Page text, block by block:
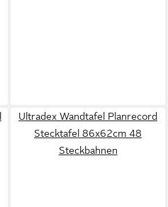
Ultradex Wandtafel Planrecord
Stecktafel 86x62cm 48
Steckbahnen